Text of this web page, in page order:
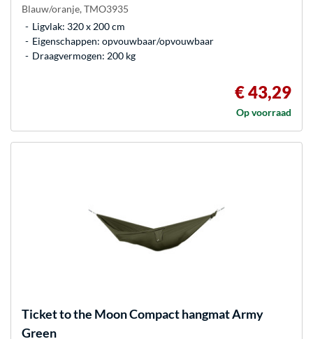
Blauw/oranje, TMO3935
Ligvlak: 320 x 200 cm
Eigenschappen: opvouwbaar/opvouwbaar
Draagvermogen: 200 kg
€ 43,29
Op voorraad
Ticket to the MoonCompact hangmat Army
Green